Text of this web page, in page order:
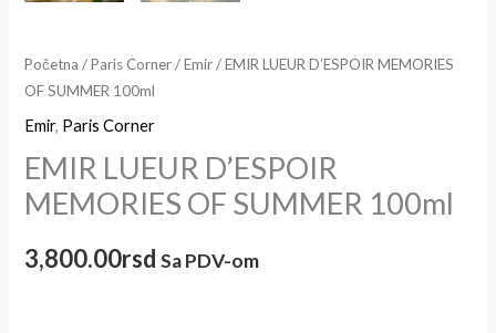
Početna /Paris Corner/Emir/ EMIR LUEUR D’ESPOIR MEMORIES
OF SUMMER 100ml
Emir, Paris Corner
EMIR LUEUR D’ESPOIR
MEMORIES OF SUMMER 100ml
3,800.00rsd Sa PDV-om